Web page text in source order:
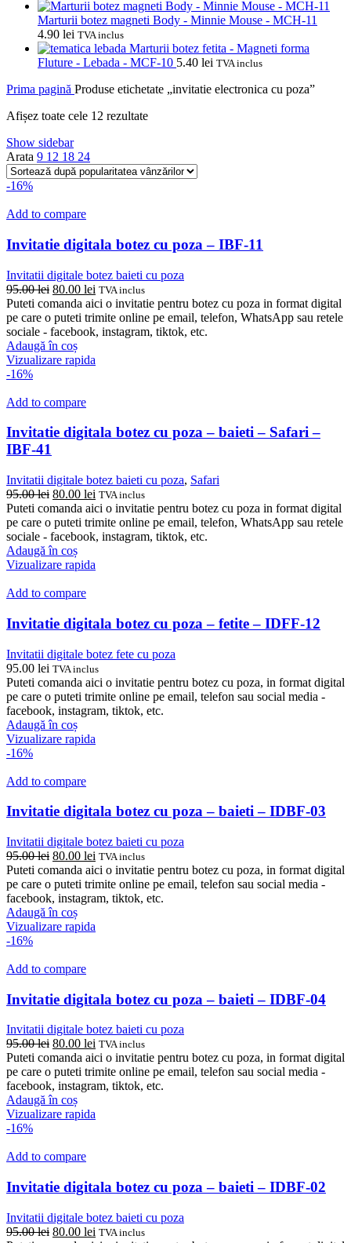
Marturii botez magneti Body - Minnie Mouse - MCH-11
4.90 lei TVA inclus
Marturii botez fetita - Magneti forma
Fluture - Lebada - MCF-10 5.40 lei TVA inclus
Prima pagină Produse etichetate „invitatie electronica cu poza”
Afișez toate cele 12 rezultateSortat
Show sidebar
Arata 9 12 18 24
-16%
Add to compare
Invitatie digitala botez cu poza – IBF-11
Invitatii digitale botez baieti cu poza
95.00lei Prețul
inițial
a
fost:
95.00 lei.
80.00 lei Prețul
curent
este:
80.00 lei.
TVA inclus
Puteti comanda aici o invitatie pentru botez cu poza in format digital
pe care o puteti trimite online pe email, telefon, WhatsApp sau retele
sociale - facebook, instagram, tiktok, etc.
Adaugă în coș
Vizualizare rapida
-16%
Add to compare
Invitatie digitala botez cu poza – baieti – Safari –
IBF-41
Invitatii digitale botez baieti cu poza, Safari
95.00lei Prețul
inițial
a
fost:
95.00 lei.
80.00 lei Prețul
curent
este:
80.00 lei.
TVA inclus
Puteti comanda aici o invitatie pentru botez cu poza in format digital
pe care o puteti trimite online pe email, telefon, WhatsApp sau retele
sociale - facebook, instagram, tiktok, etc.
Adaugă în coș
Vizualizare rapida
Add to compare
Invitatie digitala botez cu poza – fetite – IDFF-12
Invitatii digitale botez fete cu poza
95.00 lei TVA inclus
Puteti comanda aici o invitatie pentru botez cu poza, in format digital
pe care o puteti trimite online pe email, telefon sau social media -
facebook, instagram, tiktok, etc.
Adaugă în coș
Vizualizare rapida
-16%
Add to compare
Invitatie digitala botez cu poza – baieti – IDBF-03
Invitatii digitale botez baieti cu poza
95.00lei Prețul
inițial
a
fost:
95.00 lei.
80.00 lei Prețul
curent
este:
80.00 lei.
TVA inclus
Puteti comanda aici o invitatie pentru botez cu poza, in format digital
pe care o puteti trimite online pe email, telefon sau social media -
facebook, instagram, tiktok, etc.
Adaugă în coș
Vizualizare rapida
-16%
Add to compare
Invitatie digitala botez cu poza – baieti – IDBF-04
Invitatii digitale botez baieti cu poza
95.00lei Prețul
inițial
a
fost:
95.00 lei.
80.00 lei Prețul
curent
este:
80.00 lei.
TVA inclus
Puteti comanda aici o invitatie pentru botez cu poza, in format digital
pe care o puteti trimite online pe email, telefon sau social media -
facebook, instagram, tiktok, etc.
Adaugă în coș
Vizualizare rapida
-16%
Add to compare
Invitatie digitala botez cu poza – baieti – IDBF-02
Invitatii digitale botez baieti cu poza
95.00lei Prețul
80.00 lei Prețul
TVA inclus